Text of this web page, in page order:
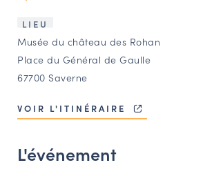
Annuaire
Ressources
BOURSE D’ÉCHANGE
CARTES DES NAUDIN
LIEU
Musée du château des Rohan
Place du Général de Gaulle
67700 Saverne
VOIR L'ITINÉRAIRE
L'événement